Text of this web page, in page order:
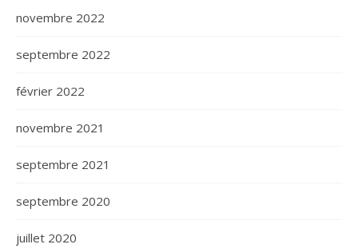
novembre 2022
septembre 2022
février 2022
novembre 2021
septembre 2021
septembre 2020
juillet 2020